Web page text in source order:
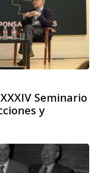
Seminario
y